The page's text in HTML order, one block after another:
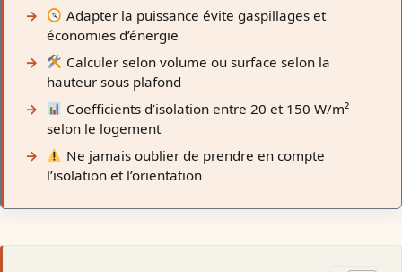
Adapter la puissance évite gaspillages et
économies d’énergie
Calculer selon volume ou surface selon la
hauteur sous plafond
Coefficients d’isolation entre 20 et 150 W/m²
selon le logement
Ne jamais oublier de prendre en compte
l’isolation et l’orientation